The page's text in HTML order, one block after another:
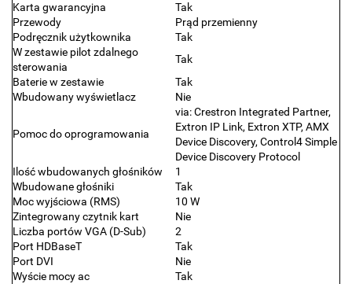
Karta gwarancyjna
Tak
Przewody
Prąd przemienny
Podręcznik użytkownika
Tak
W zestawie pilot zdalnego
sterowania
Tak
Baterie w zestawie
Tak
Wbudowany wyświetlacz
Nie
Pomoc do oprogramowania
via: Crestron Integrated Partner,
Extron IP Link, Extron XTP, AMX
Device Discovery, Control4 Simple
Device Discovery Protocol
Ilość wbudowanych głośników
1
Wbudowane głośniki
Tak
Moc wyjściowa (RMS)
10 W
Zintegrowany czytnik kart
Nie
Liczba portów VGA (D-Sub)
2
Port HDBaseT
Tak
Port DVI
Nie
Wyście mocy ac
Tak